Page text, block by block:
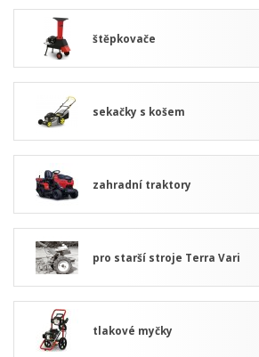
štěpkovače
sekačky s košem
zahradní traktory
pro starší stroje Terra Vari
tlakové myčky